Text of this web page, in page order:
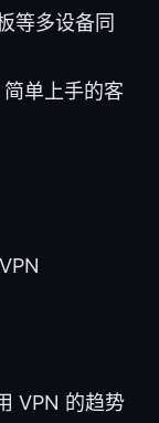
等多设备同
单上手的客
VPN 的趋势